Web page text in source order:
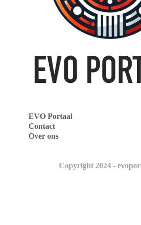
EVO Portaal
Contact
Over ons
Copyright 2024 -